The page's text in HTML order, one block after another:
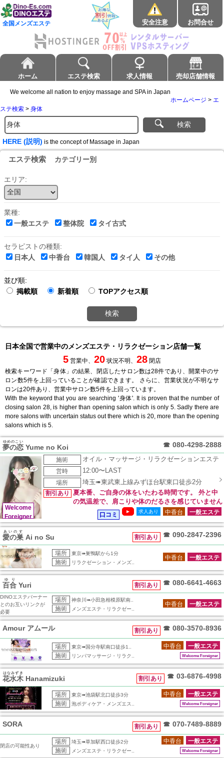
全国メンズエステ 安全注意 お問合せ
ホーム エステ検索 求人情報 売却店舗情報
We welcome all nation to enjoy massage and SPA in Japan
ホームページ > エ
ステ検索 > 身体
検索
HERE (説明) is the concept of Massage in Japan
エステ検索 カテゴリー別
エリア:
業種:
一般エステ
整体院 タイ古式
セラピストの種類:
日本人
中香台 韓国人 タイ人 その他
並び順:
掲載順
新着順 TOPアクセス順
検索
日本全国で営業中のメンズエステ・リラクゼーション店舗一覧
5 営業中、 20 状況不明、 28 閉店
検索キーワード「身体」の結果、閉店したサロン数は28件であり、開業中のサ
ロン数5件を上回っていることが確認できます。 さらに、営業状況が不明なサ
ロンは20件あり、営業中サロン数5件を上回っています。
With the keyword that you are searching '身体'. It is proven that the number of
closing salon 28, is higher than opening salon which is only 5. Sadly there are
more salons with uncertain status out there which is 20, more than the opening
salons which is 5.
夢の恋
ゆめのこい
Yume no Koi ☎ 080-4298-2888
Welcome
Foreigner
施術
オイル・マッサージ・リラクゼーションエステ
営時
12:00〜LAST
場所
埼玉➠東武東上線みずほ台駅東口徒歩2分
割引あり
夏本番、ご自身の体をいたわる時間です。 外と中
の気温差で、肩こりや体のだるさを感じていません
か？ プロの施術で血流を促し、夏を快適に乗り切りましょ
う！ 涼やかな店内で、皆様のご来店をお待ちしております。
只今営業中♪ 皆様からのお電話・ご予約を心よりお待ちしてお
ります♪ 本日もスタッフ一同、笑顔で皆様のご来店をお迎え致
します。 ぜひ涼やかな癒しの時間をお過ごしください。 タイ
ムサービス18:00まで 泡ボディシャンプーコース 70分10,000
円⇒9,000円 オイルコース 90分12,000円⇒11,000円 オールタ
イムOK オイル泡ボディコース 90分13,000円⇒12,000円 ミル
クコース 100分18,000円⇒15,000円
一般エステ
中香台
求人あり
►
口コミ
愛の巣
あいのす
Ai no Su ☎ 090-2847-2396
割引あり
場所 東京➠巣鴨駅から1分
施術 リラクゼーション・メンズ..
一般エステ
中香台
百合
ゆり
Yuri ☎ 080-6641-4663
割引あり
DINOエステバーナー
とのお互いリンクが
必要
場所 神奈川➠小田急相模原駅南..
施術 メンズエステ・リラクゼー..
一般エステ
中香台
Amour アムール ☎ 080-3570-8936
割引あり
場所 東京➠国分寺駅南口徒歩1..
施術 リンパマッサージ・リラク..
一般エステ
中香台
Welcome Foreigner
花水木
はなみずき
Hanamizuki ☎ 03-6876-4998
割引あり
場所 東京➠池袋駅北口徒歩3分
施術 泡ボディケア・メンズエス..
一般エステ
中香台
Welcome Foreigner
SORA ☎ 070-7489-8889
割引あり
閉店の可能性あり
場所 埼玉➠草加駅西口徒歩2分
施術 メンズエステ・リラクゼー..
一般エステ
中香台
Welcome Foreigner